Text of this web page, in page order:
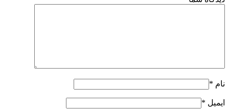
نام *
ایمیل *